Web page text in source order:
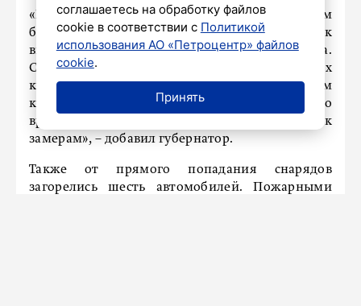
«Первым этапом восстанавливаем окна, а затем
балконные конструкции и переходим к
внутренней отделке, если она повреждена.
Сейчас сотрудники управ и управляющих
компаний пройдут по поврежденным
квартирам и закроют тепловой контур по
временной схеме, дальше приступим к
замерам», – добавил губернатор.
Также от прямого попадания снарядов
загорелись шесть автомобилей. Пожарными
соглашаетесь на обработку файлов
cookie в соответствии с Политикой
использования АО «Петроцентр» файлов
cookie.
Принять